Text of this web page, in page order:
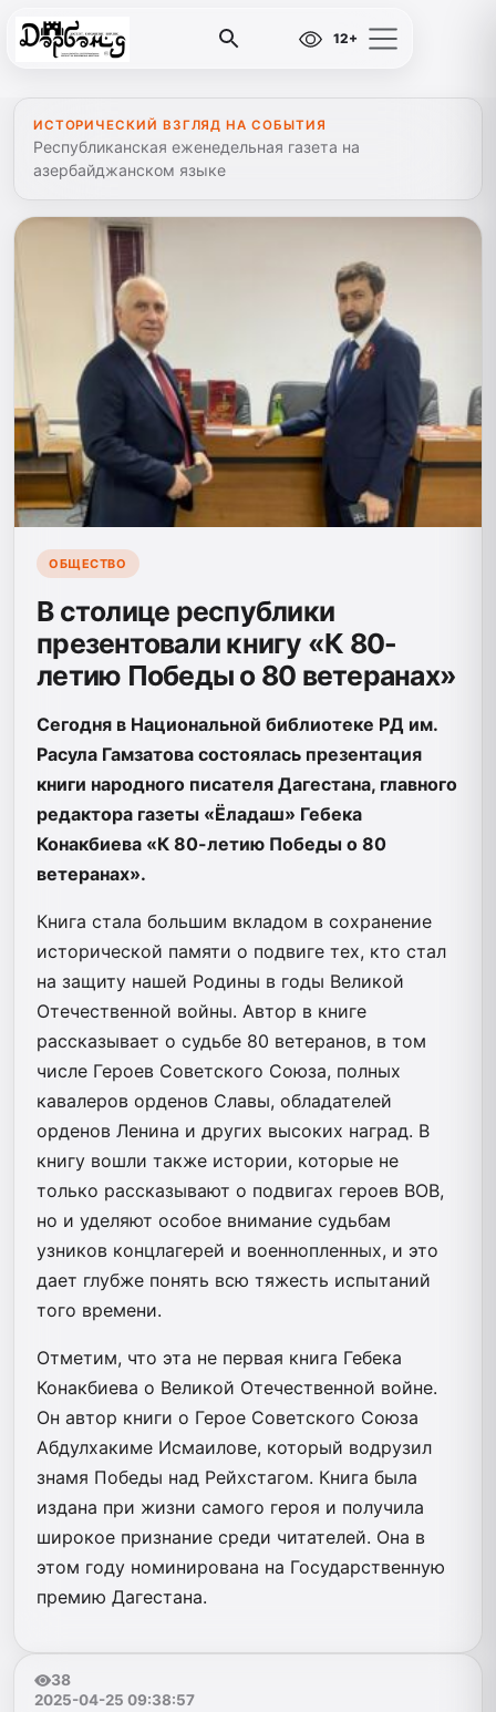
12+
ИСТОРИЧЕСКИЙ ВЗГЛЯД НА СОБЫТИЯ
Республиканская еженедельная газета на
азербайджанском языке
ОБЩЕСТВО
В столице республики
презентовали книгу «К 80-
летию Победы о 80 ветеранах»
Сегодня в Национальной библиотеке РД им.
Расула Гамзатова состоялась презентация
книги народного писателя Дагестана, главного
редактора газеты «Ёладаш» Гебека
Конакбиева «К 80-летию Победы о 80
ветеранах».
Книга стала большим вкладом в сохранение
исторической памяти о подвиге тех, кто стал
на защиту нашей Родины в годы Великой
Отечественной войны. Автор в книге
рассказывает о судьбе 80 ветеранов, в том
числе Героев Советского Союза, полных
кавалеров орденов Славы, обладателей
орденов Ленина и других высоких наград. В
книгу вошли также истории, которые не
только рассказывают о подвигах героев ВОВ,
но и уделяют особое внимание судьбам
узников концлагерей и военнопленных, и это
дает глубже понять всю тяжесть испытаний
того времени.
Отметим, что эта не первая книга Гебека
Конакбиева о Великой Отечественной войне.
Он автор книги о Герое Советского Союза
Абдулхакиме Исмаилове, который водрузил
знамя Победы над Рейхстагом. Книга была
издана при жизни самого героя и получила
широкое признание среди читателей. Она в
этом году номинирована на Государственную
премию Дагестана.
38
2025-04-25 09:38:57